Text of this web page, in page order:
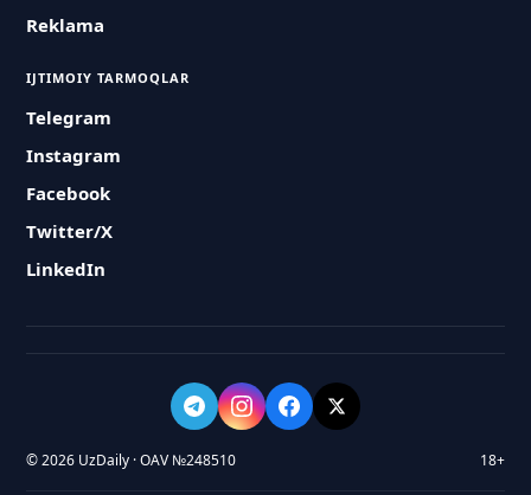
Reklama
IJTIMOIY TARMOQLAR
Telegram
Instagram
Facebook
Twitter/X
LinkedIn
© 2026 UzDaily · OAV №248510 18+